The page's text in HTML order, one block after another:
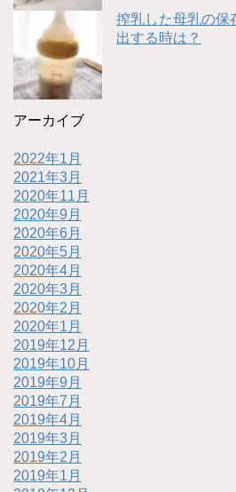
搾乳した母乳の保
出する時は？
アーカイブ
2022年1月
2021年3月
2020年11月
2020年9月
2020年6月
2020年5月
2020年4月
2020年3月
2020年2月
2020年1月
2019年12月
2019年10月
2019年9月
2019年7月
2019年4月
2019年3月
2019年2月
2019年1月